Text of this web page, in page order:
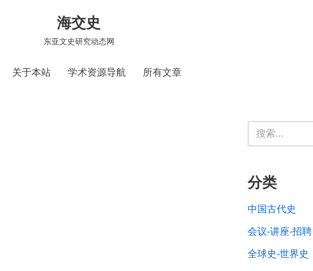
海交史
东亚文史研究动态网
关于本站 学术资源导航 所有文章
分类
中国古代史
会议-讲座-招聘
全球史-世界史